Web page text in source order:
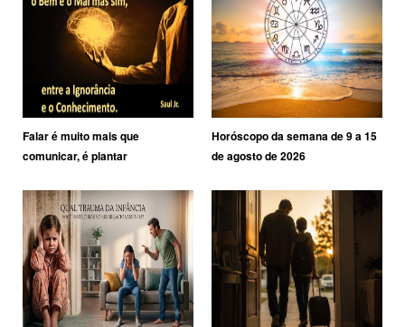
Falar é muito mais que
comunicar, é plantar
Horóscopo da semana de 9 a 15
de agosto de 2026